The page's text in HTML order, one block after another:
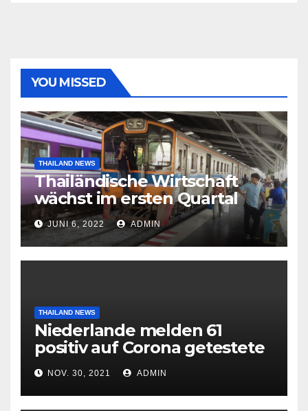
YOU MISSED
THAILAND NEWS
Thailändische Wirtschaft
wächst im ersten Quartal
2022 nach Corona-Einbruch
JUNI 6, 2022 ADMIN
THAILAND NEWS
Niederlande melden 61
positiv auf Corona getestete
Flugpassagiere aus Südafrika
NOV. 30, 2021 ADMIN